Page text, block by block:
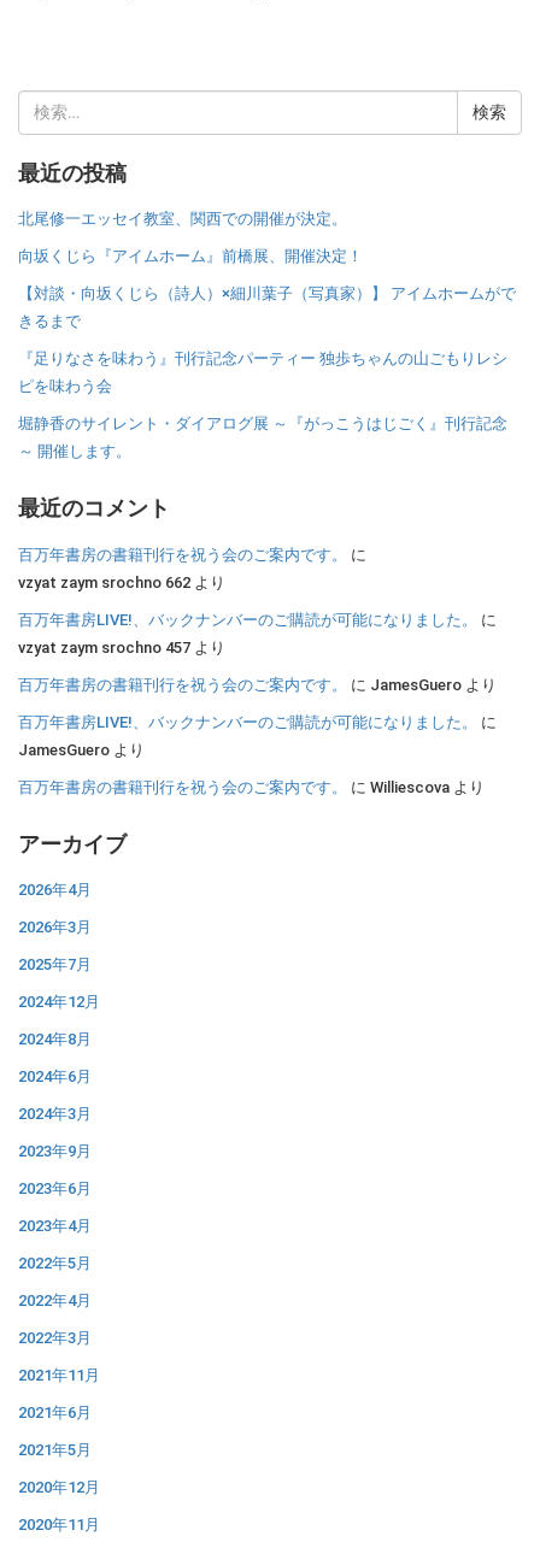
索:
最近の投稿
北尾修一エッセイ教室、関西での開催が決定。
向坂くじら『アイムホーム』前橋展、開催決定！
【対談・向坂くじら（詩人）×細川葉子（写真家）】 アイムホームがで
きるまで
『足りなさを味わう』刊行記念パーティー 独歩ちゃんの山ごもりレシ
ピを味わう会
堀静香のサイレント・ダイアログ展 ～『がっこうはじごく』刊行記念
～ 開催します。
最近のコメント
百万年書房の書籍刊行を祝う会のご案内です。
に
vzyat zaym srochno 662 より
百万年書房LIVE!、バックナンバーのご購読が可能になりました。
に
vzyat zaym srochno 457 より
百万年書房の書籍刊行を祝う会のご案内です。 に JamesGuero より
百万年書房LIVE!、バックナンバーのご購読が可能になりました。
に
JamesGuero より
百万年書房の書籍刊行を祝う会のご案内です。 に Williescova より
アーカイブ
2026年4月
2026年3月
2025年7月
2024年12月
2024年8月
2024年6月
2024年3月
2023年9月
2023年6月
2023年4月
2022年5月
2022年4月
2022年3月
2021年11月
2021年6月
2021年5月
2020年12月
2020年11月